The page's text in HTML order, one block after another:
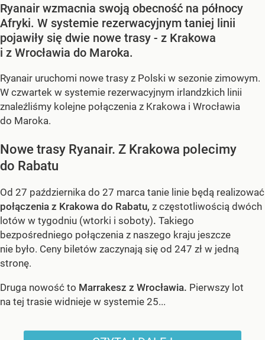
Ryanair wzmacnia swoją obecność na północy
Afryki. W systemie rezerwacyjnym taniej linii
pojawiły się dwie nowe trasy - z Krakowa
i z Wrocławia do Maroka.
Ryanair uruchomi nowe trasy z Polski w sezonie zimowym.
W czwartek w systemie rezerwacyjnym irlandzkich linii
znaleźliśmy kolejne połączenia z Krakowa i Wrocławia
do Maroka.
Nowe trasy Ryanair. Z Krakowa polecimy
do Rabatu
Od 27 października do 27 marca tanie linie będą realizować
połączenia z Krakowa do Rabatu, z częstotliwością dwóch
lotów w tygodniu (wtorki i soboty). Takiego
bezpośredniego połączenia z naszego kraju jeszcze
nie było. Ceny biletów zaczynają się od 247 zł w jedną
stronę.
Druga nowość to Marrakesz z Wrocławia. Pierwszy lot
na tej trasie widnieje w systemie 25...